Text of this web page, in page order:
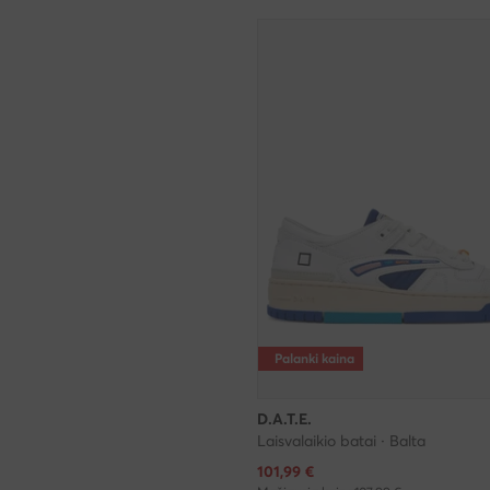
Palanki kaina
D.A.T.E.
Laisvalaikio batai · Balta
Dabartinė kaina
101,99 €